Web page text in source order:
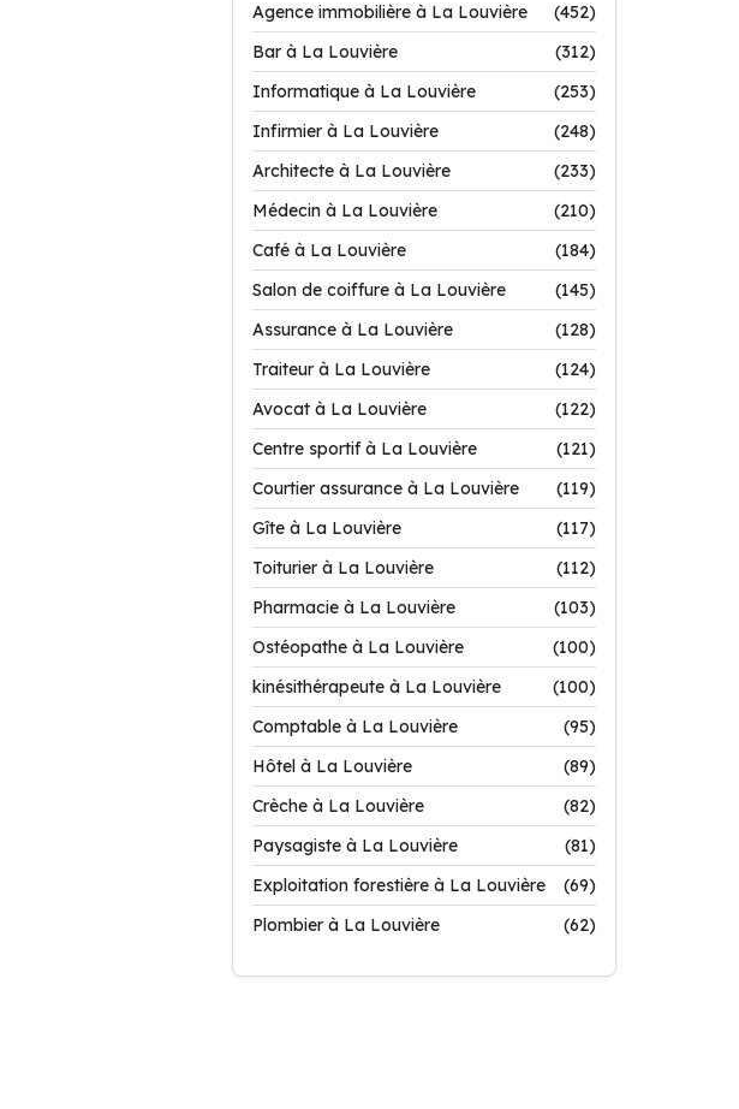
Agence immobilière à La Louvière
(452)
Bar à La Louvière
(312)
Informatique à La Louvière
(253)
Infirmier à La Louvière
(248)
Architecte à La Louvière
(233)
Médecin à La Louvière
(210)
Café à La Louvière
(184)
Salon de coiffure à La Louvière
(145)
Assurance à La Louvière
(128)
Traiteur à La Louvière
(124)
Avocat à La Louvière
(122)
Centre sportif à La Louvière
(121)
Courtier assurance à La Louvière
(119)
Gîte à La Louvière
(117)
Toiturier à La Louvière
(112)
Pharmacie à La Louvière
(103)
Ostéopathe à La Louvière
(100)
kinésithérapeute à La Louvière
(100)
Comptable à La Louvière
(95)
Hôtel à La Louvière
(89)
Crèche à La Louvière
(82)
Paysagiste à La Louvière
(81)
Exploitation forestière à La Louvière
(69)
Plombier à La Louvière
(62)